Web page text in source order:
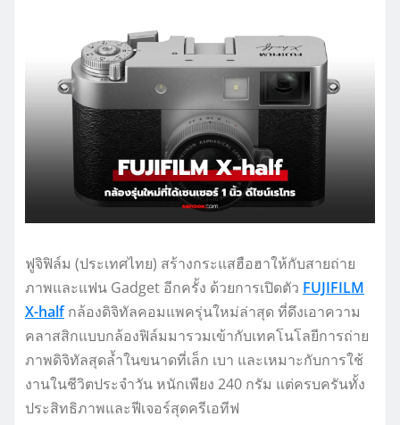
ฟูจิฟิล์ม (ประเทศไทย) สร้างกระแสฮือฮาให้กับสายถ่าย
ภาพและแฟน Gadget อีกครั้ง ด้วยการเปิดตัว FUJIFILM
X-half กล้องดิจิทัลคอมแพครุ่นใหม่ล่าสุด ที่ดึงเอาความ
คลาสสิกแบบกล้องฟิล์มมารวมเข้ากับเทคโนโลยีการถ่าย
ภาพดิจิทัลสุดล้ำในขนาดที่เล็ก เบา และเหมาะกับการใช้
งานในชีวิตประจำวัน หนักเพียง 240 กรัม แต่ครบครันทั้ง
ประสิทธิภาพและฟีเจอร์สุดครีเอทีฟ